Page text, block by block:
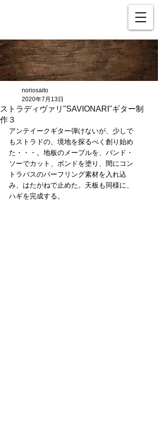
ストラディヴァリ"SAVIONARI"ギター制
作３
noriosaito
2020年7月13日
アンテイークギター弾けないが、少しで
もストラドの、境地を探るべく創り始め
た・・・。地板のメープルを、バンド・
ソーでカット、ボンドを塗り、間にコン
トラバスのパーフリング素材を入れ込
み、はたがねで止めた。天板も同様に、
ハギを完成する。